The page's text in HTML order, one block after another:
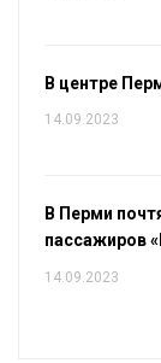
В центре
14.09.2023
В Перми
пассажиров
14.09.2023